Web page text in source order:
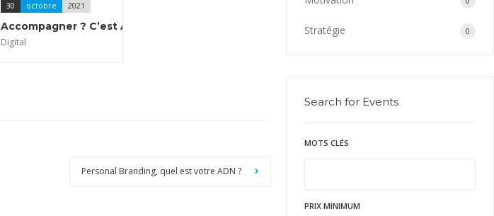
30 octobre 2021
Accompagner ? C’est Aimer !
Digital
Personal Branding, quel est votre ADN ?
Stratégie 0
Search for Events
MOTS CLÉS
PRIX MINIMUM